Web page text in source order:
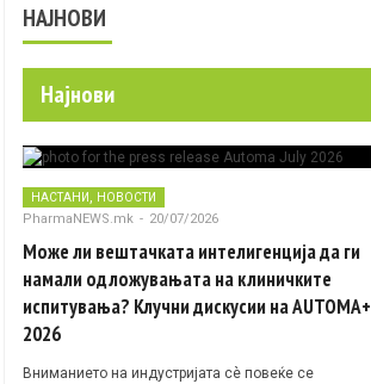
НАЈНОВИ
Најнови
НАСТАНИ НОВОСТИ
PharmaNEWS.mk - 20/07/2026
Може ли вештачката интелигенција да ги
намали одложувањата на клиничките
испитувања? Клучни дискусии на AUTOMA+
2026
Вниманието на индустријата сè повеќе се